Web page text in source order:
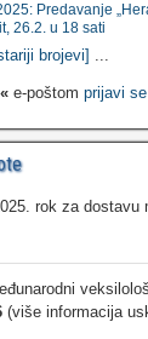
Predavanje
26.2. u 18 sati
brojevi] ...
e-poštom prijavi
rok za dostavu
(više informacija